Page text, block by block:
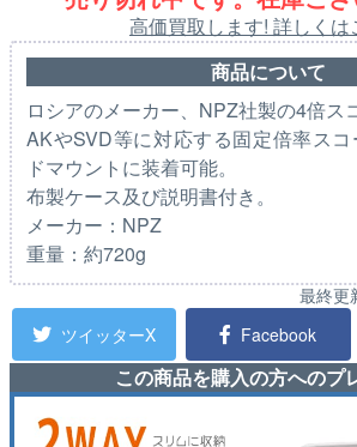
高価買取します! 詳しくは
商品について
ロシアのメーカー、NPZ社製の4倍ス
AKやSVD等に対応する固定倍率ス
ドマウントに装着可能。
布製ケース及び説明書付き。
メーカー：NPZ
重量：約720g
最終更
ツイッターX
Facebook
この商品を購入の方へのプ